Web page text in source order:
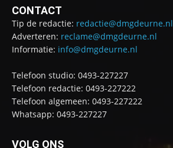
CONTACT
Tip de redactie: redactie@dmgdeurne.nl
Adverteren: reclame@dmgdeurne.nl
Informatie: info@dmgdeurne.nl
Telefoon studio: 0493-227227
Telefoon redactie: 0493-227222
Telefoon algemeen: 0493-227222
Whatsapp: 0493-227227
VOLG ONS